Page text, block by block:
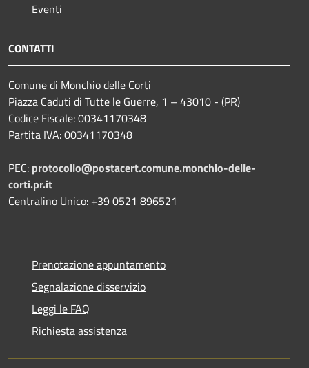
Eventi
CONTATTI
Comune di Monchio delle Corti
Piazza Caduti di Tutte le Guerre, 1 – 43010 - (PR)
Codice Fiscale: 00341170348
Partita IVA: 00341170348
PEC: protocollo@postacert.comune.monchio-delle-
corti.pr.it
Centralino Unico: +39 0521 896521
Prenotazione appuntamento
Segnalazione disservizio
Leggi le FAQ
Richiesta assistenza